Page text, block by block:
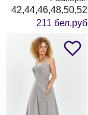
42,44,46,48,50,52
211 бел.руб